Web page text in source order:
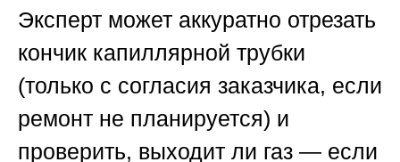
Эксперт может аккуратно отрезать
кончик капиллярной трубки
(только с согласия заказчика, если
ремонт не планируется) и
проверить, выходит ли газ — если